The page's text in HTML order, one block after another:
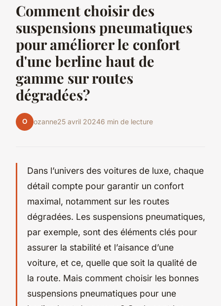
Comment choisir des
suspensions pneumatiques
pour améliorer le confort
d'une berline haut de
gamme sur routes
dégradées?
O ozanne25 avril 20246 min de lecture
Dans l’univers des voitures de luxe, chaque
détail compte pour garantir un confort
maximal, notamment sur les routes
dégradées. Les suspensions pneumatiques,
par exemple, sont des éléments clés pour
assurer la stabilité et l’aisance d’une
voiture, et ce, quelle que soit la qualité de
la route. Mais comment choisir les bonnes
suspensions pneumatiques pour une